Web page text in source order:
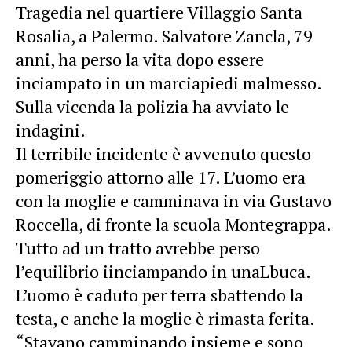
Tragedia nel quartiere Villaggio Santa
Rosalia, a Palermo. Salvatore Zancla, 79
anni, ha perso la vita dopo essere
inciampato in un marciapiedi malmesso.
Sulla vicenda la polizia ha avviato le
indagini.
Il terribile incidente è avvenuto questo
pomeriggio attorno alle 17. L’uomo era
con la moglie e camminava in via Gustavo
Roccella, di fronte la scuola Montegrappa.
Tutto ad un tratto avrebbe perso
l’equilibrio iinciampando in unaLbuca.
L’uomo è caduto per terra sbattendo la
testa, e anche la moglie è rimasta ferita.
“Stavano camminando insieme e sono